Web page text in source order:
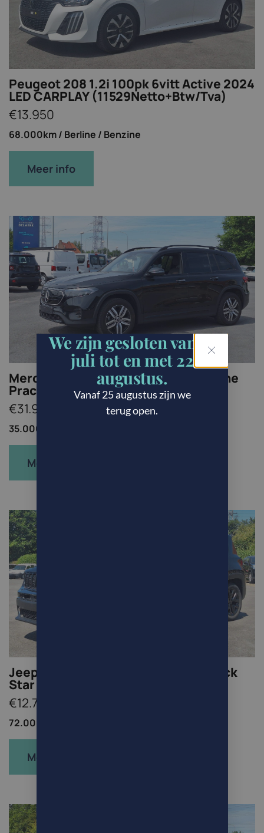
Peugeot 208 1.2i 100pk 6vitt Active 2024
LED CARPLAY (11529Netto+Btw/Tva)
€13.950
68.000km / Berline / Benzine
Meer info
Mercedes-Benz EQB 250 Business Line
Prachtstaat! Nightpakket
€31.950
35.000km /
Meer info
Jeep Renegade Renegade 1.0 T3 Black
Star
€12.700
72.000km /
Meer info
We zijn gesloten van 21
juli tot en met 22
augustus.
Vanaf 25 augustus zijn we
terug open.